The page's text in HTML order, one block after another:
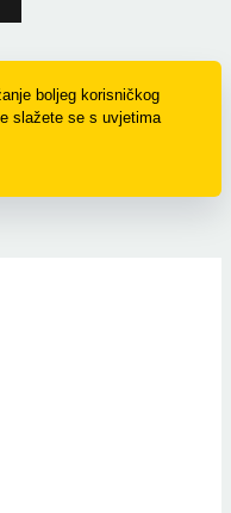
boljeg korisničkog
slažete se s uvjetima